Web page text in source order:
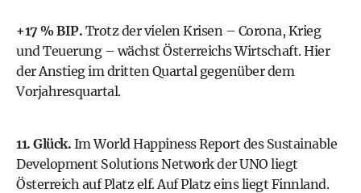
+17 % BIP. Trotz der vielen Krisen – Corona, Krieg
und Teuerung – wächst Österreichs Wirtschaft. Hier
der Anstieg im dritten Quartal gegenüber dem
Vorjahresquartal.
11. Glück. Im World Happiness Report des Sustainable
Development Solutions Network der UNO liegt
Österreich auf Platz elf. Auf Platz eins liegt Finnland.